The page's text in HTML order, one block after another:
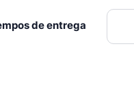
de entrega